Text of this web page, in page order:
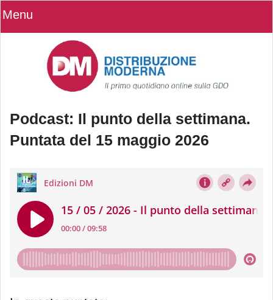
Menu
Podcast: Il punto della settimana.
Puntata del 15 maggio 2026
Podcast: Il punto della settimana.
Puntata del 15 maggio 2026